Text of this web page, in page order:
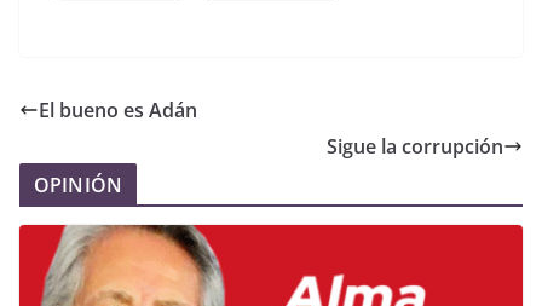
El bueno es Adán
Sigue la corrupción
OPINIÓN